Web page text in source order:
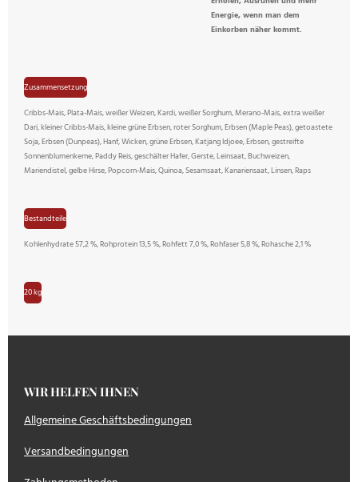
Energie, wenn man dem
Einkorben näher kommt.
Zusammensetzung
Cribbs-Mais, Plata-Mais, weißer Weizen, Kardi, weißer Sorghum, Merano-Mais, extra weißer
Dari, kleiner Cribbs-Mais, kleine grüne Erbsen, roter Sorghum, Erbsen (Maple Peas), getoastete
Soja, Erbsen (Dunpeas), Hanf, Wicken, grüne Erbsen, Katjang Idjoee, Erbsen, gestreifte
Sonnenblumenkerne, Paddy Reis, geschälter Hafer, Gerste, Leinsaat, Buchweizen,
Mariendistel, gelbe Hirse, Popcorn-Mais, Quinoa, Sesamsaat, Kanariensaat, Linsen, Raps
Bestandteile
Kohlenhydrate 57,2 %, Rohprotein 13,5 %, Rohfett 7,0 %, Rohfaser 5,8 %, Rohasche 2,1 %
20 kg
WIR HELFEN IHNEN
Allgemeine Geschäftsbedingungen
Versandbedingungen